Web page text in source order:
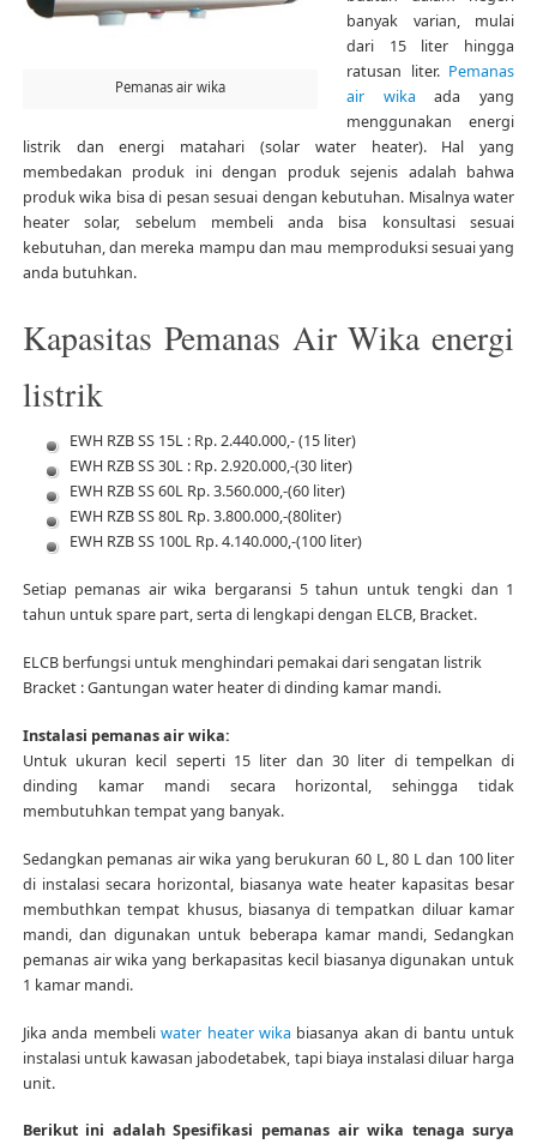
Pemanas air wika
banyak varian, mulai
dari 15 liter hingga
ratusan liter.Pemanas
air wika ada yang
menggunakan energi
listrik dan energi matahari (solar water heater). Hal yang
membedakan produk ini dengan produk sejenis adalah bahwa
produk wika bisa di pesan sesuai dengan kebutuhan. Misalnya water
heater solar, sebelum membeli anda bisa konsultasi sesuai
kebutuhan, dan mereka mampu dan mau memproduksi sesuai yang
anda butuhkan.
Kapasitas Pemanas Air Wika energi
listrik
EWH RZB SS 15L : Rp. 2.440.000,- (15 liter)
EWH RZB SS 30L : Rp. 2.920.000,-(30 liter)
EWH RZB SS 60L Rp. 3.560.000,-(60 liter)
EWH RZB SS 80L Rp. 3.800.000,-(80liter)
EWH RZB SS 100L Rp. 4.140.000,-(100 liter)
Setiap pemanas air wika bergaransi 5 tahun untuk tengki dan 1
tahun untuk spare part, serta di lengkapi dengan ELCB, Bracket.
ELCB berfungsi untuk menghindari pemakai dari sengatan listrik
Bracket : Gantungan water heater di dinding kamar mandi.
Instalasi pemanas air wika:
Untuk ukuran kecil seperti 15 liter dan 30 liter di tempelkan di
dinding kamar mandi secara horizontal, sehingga tidak
membutuhkan tempat yang banyak.
Sedangkan pemanas air wika yang berukuran 60 L, 80 L dan 100 liter
di instalasi secara horizontal, biasanya wate heater kapasitas besar
membuthkan tempat khusus, biasanya di tempatkan diluar kamar
mandi, dan digunakan untuk beberapa kamar mandi, Sedangkan
pemanas air wika yang berkapasitas kecil biasanya digunakan untuk
1 kamar mandi.
Jika anda membeliwater heater wika biasanya akan di bantu untuk
instalasi untuk kawasan jabodetabek, tapi biaya instalasi diluar harga
unit.
Berikut ini adalah Spesifikasi pemanas air wika tenaga surya